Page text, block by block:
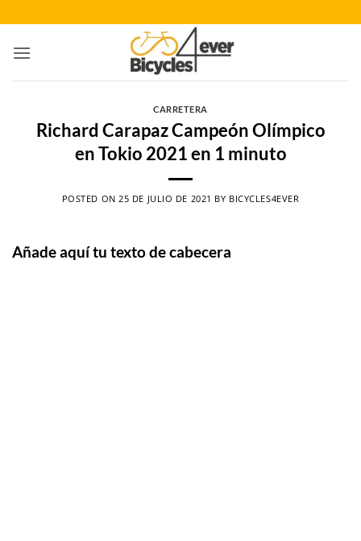
al
contenido
CARRETERA
Richard Carapaz Campeón Olímpico
en Tokio 2021 en 1 minuto
POSTED ON 25 DE JULIO DE 2021 BY BICYCLES4EVER
Añade aquí tu texto de cabecera